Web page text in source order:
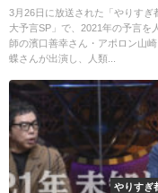
言
3月26日に放送された「やりすぎ
大予言SP」で、2021年の予言を
師の濱口善幸さん・アポロン山
蝶さんが出演し、人類...
やりすぎ